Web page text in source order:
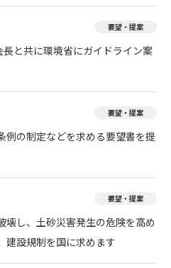
要望・提案
と共に環境省にガイドライン案
要望・提案
例の制定などを求める要望書を提
要望・提案
壊し、土砂災害発生の危険を高め
建設規制を国に求めます